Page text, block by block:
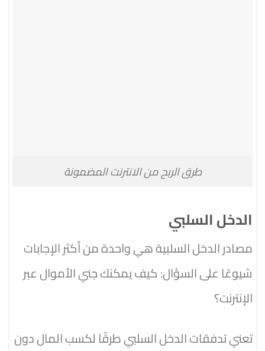
طرق الربح من الانترنت المضمونة
الدخل السلبي
مصادر الدخل السلبية هي واحدة من أكثر الإجابات
شيوعًا على السؤال: كيف يمكنك جني الأموال عبر
الإنترنت؟
تعني تدفقات الدخل السلبي طرقًا لكسب المال دون